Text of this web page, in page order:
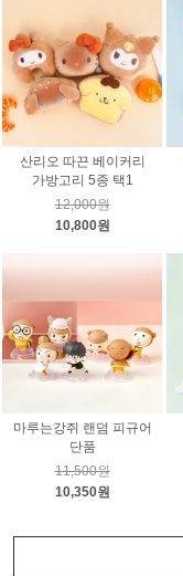
산리오 따끈 베이커리
가방고리 5종 택1
12,000원
10,800원
마루는강쥐 랜덤 피규어
단품
11,500원
10,350원